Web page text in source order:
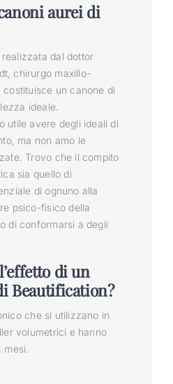
aurei di
dal dottor
chirurgo maxillo-
un canone di
ideale.
utile avere degli ideali di
ma non amo le
Trovo che il compito
sia quello di
di ognuno alla
psico-fisico della
di conformarsi a degli
di un
Beautification?
che si utilizzano in
volumetrici e hanno